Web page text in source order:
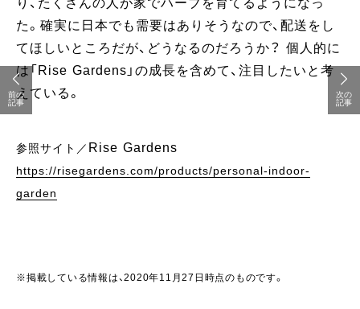
り、たくさんの人が家でハーブを育てるようになっ
た。確実に日本でも需要はありそうなので、配送をし
てほしいところだが、どうなるのだろうか？ 個人的に
は「Rise Gardens」の成長を含めて、注目したいと考
えている。
参照サイト／ Rise Gardens
https://risegardens.com/products/personal-indoor-
garden
※掲載している情報は、2020年11月27日時点のものです。
前の
記事
次の
記事